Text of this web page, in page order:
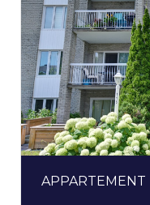
APPARTEMENT